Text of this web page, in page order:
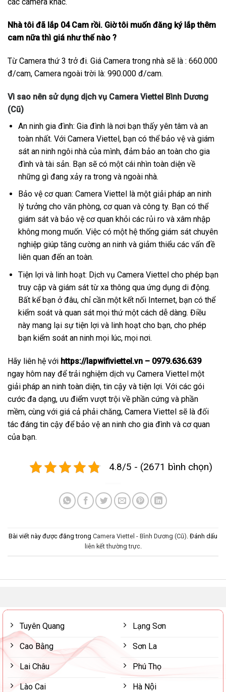
Nhà tôi đã lắp 04 Cam rồi. Giờ tôi muốn đăng ký lắp thêm
cam nữa thì giá như thế nào ?
Từ Camera thứ 3 trở đi. Giá Camera trong nhà sẽ là : 660.000
đ/cam, Camera ngoài trời là: 990.000 đ/cam.
Vì sao nên sử dụng dịch vụ Camera Viettel Bình Dương
(Cũ)
An ninh gia đình: Gia đình là nơi bạn thấy yên tâm và an
toàn nhất. Với Camera Viettel, bạn có thể bảo vệ và giám
sát an ninh ngôi nhà của mình, đảm bảo an toàn cho gia
đình và tài sản. Bạn sẽ có một cái nhìn toàn diện về
những gì đang xảy ra trong và ngoài nhà.
Bảo vệ cơ quan: Camera Viettel là một giải pháp an ninh
lý tưởng cho văn phòng, cơ quan và công ty. Bạn có thể
giám sát và bảo vệ cơ quan khỏi các rủi ro và xâm nhập
không mong muốn. Việc có một hệ thống giám sát chuyên
nghiệp giúp tăng cường an ninh và giảm thiểu các vấn đề
liên quan đến an toàn.
Tiện lợi và linh hoạt: Dịch vụ Camera Viettel cho phép bạn
truy cập và giám sát từ xa thông qua ứng dụng di động.
Bất kể bạn ở đâu, chỉ cần một kết nối Internet, bạn có thể
kiểm soát và quan sát mọi thứ một cách dễ dàng. Điều
này mang lại sự tiện lợi và linh hoạt cho bạn, cho phép
bạn kiểm soát an ninh mọi lúc, mọi nơi.
Hãy liên hệ với https://lapwifiviettel.vn – 0979.636.639
ngay hôm nay để trải nghiệm dịch vụ Camera Viettel một
giải pháp an ninh toàn diện, tin cậy và tiện lợi. Với các gói
cước đa dạng, ưu điểm vượt trội về phần cứng và phần
mềm, cùng với giá cả phải chăng, Camera Viettel sẽ là đối
tác đáng tin cậy để bảo vệ an ninh cho gia đình và cơ quan
của bạn.
4.8/5 - (2671 bình chọn)
Bài viết này được đăng trong Camera Viettel - Bình Dương (Cũ). Đánh dấu
liên kết thường trực.
Tuyên Quang
Cao Bằng
Lai Châu
Lào Cai
Lạng Sơn
Sơn La
Phú Thọ
Hà Nội